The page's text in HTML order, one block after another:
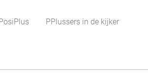
PPlussers in de kijker